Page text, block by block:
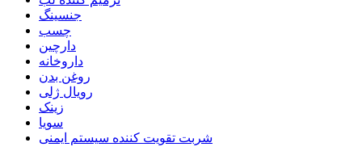
جنسینگ
چسب
دارچین
داروخانه
روغن بدن
رویال ژلی
زینک
سویا
شربت تقویت کننده سیستم ایمنی